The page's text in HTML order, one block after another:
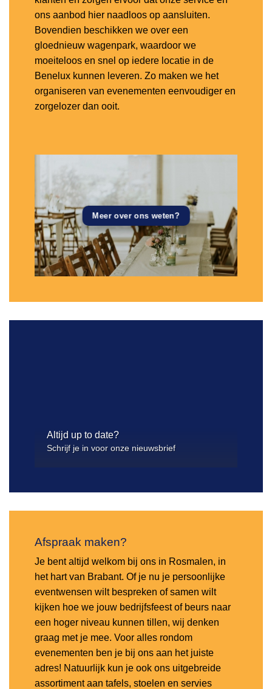
ons aanbod hier naadloos op aansluiten.
Bovendien beschikken we over een
gloednieuw wagenpark, waardoor we
moeiteloos en snel op iedere locatie in de
Benelux kunnen leveren. Zo maken we het
organiseren van evenementen eenvoudiger en
zorgelozer dan ooit.
Meer over ons weten?
Altijd up to date?
Schrijf je in voor onze nieuwsbrief
Afspraak maken?
Je bent altijd welkom bij ons in Rosmalen, in
het hart van Brabant. Of je nu je persoonlijke
eventwensen wilt bespreken of samen wilt
kijken hoe we jouw bedrijfsfeest of beurs naar
een hoger niveau kunnen tillen, wij denken
graag met je mee. Voor alles rondom
evenementen ben je bij ons aan het juiste
adres! Natuurlijk kun je ook ons uitgebreide
assortiment aan tafels, stoelen en servies